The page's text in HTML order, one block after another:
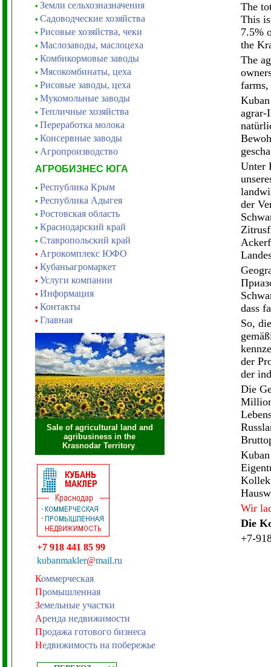
• Земли сельхозназначения
• Садоводческие хозяйства
• Рисовые хозяйства, чеки
• Маслозаводы, маслоцеха
• Комбикормовые заводы
• Мясокомбинаты, цеха
• Рисовые заводы, цеха
• Мукомольные заводы
• Тепличные хозяйства
• Переработка молока
• Консервные заводы
• Агропроизводство
АГРОБИЗНЕС ЮГА
• Республика Крым
• Республика Адыгея
• Ростовская область
• Краснодарский край
• Ставропольский край
• Агрокомплекс ЮФО
• Кубаньагромаркет
• Услуги компании
• Информация
• Контакты
• Главная
Sale of agricultural land and
agribusiness in the
Krasnodar Territory.
+7 918 441 85 99
kubanmakler@mail.ru
Коммерческая
Промышленная
Земельные участки
Аренда недвижимости
Продажа готового бизнеса
Недвижимость на побережье
The
This
7.5%
the
The
farms,
agrar-
Unter
der
dass
So,
der
der
Die
Wir
Die
+7-